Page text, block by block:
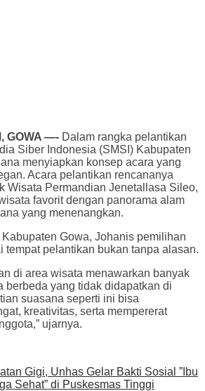
GOWA —- Dalam rangka pelantikan
Siber Indonesia (SMSI) Kabupaten
menyiapkan konsep acara yang
Acara pelantikan rencananya
Wisata Permandian Jenetallasa Sileo,
favorit dengan panorama alam
yang menenangkan.
Gowa, Johanis pemilihan
tempat pelantikan bukan tanpa alasan.
di area wisata menawarkan banyak
berbeda yang tidak didapatkan di
suasana seperti ini bisa
kreativitas, serta mempererat
ujarnya.
Gigi, Unhas Gelar Bakti Sosial ”Ibu
Sehat” di Puskesmas Tinggi